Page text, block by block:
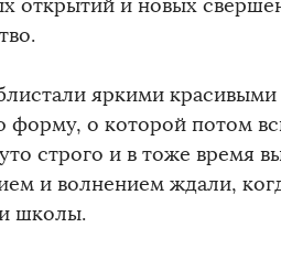
открытий и новых
яркими
форму, о которой потом
строго и в тоже время
и волнением ждали,
школы.